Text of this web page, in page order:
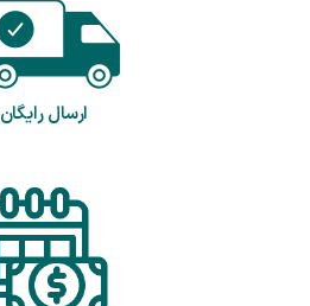
ارسال رایگان